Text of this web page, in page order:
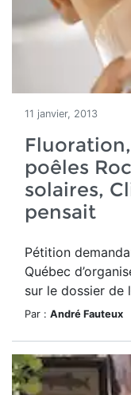
11 janvier, 2013
poêles
solaires,
pensait
Pétition
Québec
sur le dossier de
Par : André Fauteux